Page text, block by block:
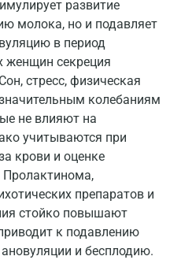
развитие
молока, но и подавляет
в период
женщин секреция
стресс, физическая
колебаниям
не влияют на
учитываются при
крови и оценке
Пролактинома,
препаратов и
стойко повышают
к подавлению
и бесплодию.